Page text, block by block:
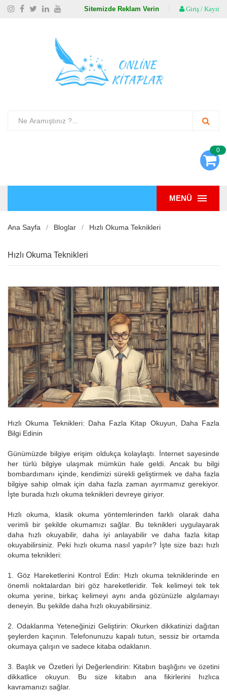
Sitemizde Reklam Verin Giriş / Kayıt
0
MENÜ
Ana Sayfa Bloglar Hızlı Okuma Teknikleri
Hızlı Okuma Teknikleri
Hızlı Okuma Teknikleri: Daha Fazla Kitap Okuyun, Daha Fazla
Bilgi Edinin
Günümüzde bilgiye erişim oldukça kolaylaştı. İnternet sayesinde
her türlü bilgiye ulaşmak mümkün hale geldi. Ancak bu bilgi
bombardımanı içinde, kendimizi sürekli geliştirmek ve daha fazla
bilgiye sahip olmak için daha fazla zaman ayırmamız gerekiyor.
İşte burada hızlı okuma teknikleri devreye giriyor.
Hızlı okuma, klasik okuma yöntemlerinden farklı olarak daha
verimli bir şekilde okumamızı sağlar. Bu teknikleri uygulayarak
daha hızlı okuyabilir, daha iyi anlayabilir ve daha fazla kitap
okuyabilirsiniz. Peki hızlı okuma nasıl yapılır? İşte size bazı hızlı
okuma teknikleri:
1. Göz Hareketlerini Kontrol Edin: Hızlı okuma tekniklerinde en
önemli noktalardan biri göz hareketleridir. Tek kelimeyi tek tek
okuma yerine, birkaç kelimeyi aynı anda gözünüzle algılamayı
deneyin. Bu şekilde daha hızlı okuyabilirsiniz.
2. Odaklanma Yeteneğinizi Geliştirin: Okurken dikkatinizi dağıtan
şeylerden kaçının. Telefonunuzu kapalı tutun, sessiz bir ortamda
okumaya çalışın ve sadece kitaba odaklanın.
3. Başlık ve Özetleri İyi Değerlendirin: Kitabın başlığını ve özetini
dikkatlice okuyun. Bu size kitabın ana fikirlerini hızlıca
kavramanızı sağlar.